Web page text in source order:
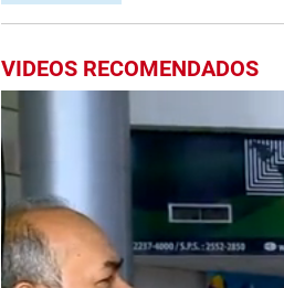
VIDEOS RECOMENDADOS